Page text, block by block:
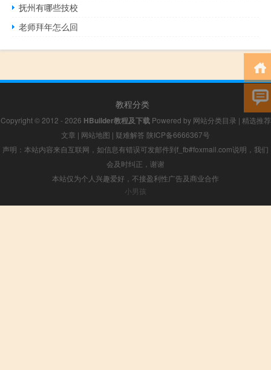
抚州有哪些技校
老师拜年怎么回
教程分类
Copyright © 2012 - 2026 HBuilder教程及下载Powered by 网站分类目录 | 精选推荐
文章 | 网站地图 | 疑难解答 陕ICP备6666367号
声明：本站内容来自互联网，如信息有错误可发邮件到f_fb#foxmail.com说明，我们
会及时纠正，谢谢
本站仅为个人兴趣爱好，不接盈利性广告及商业合作
小男孩